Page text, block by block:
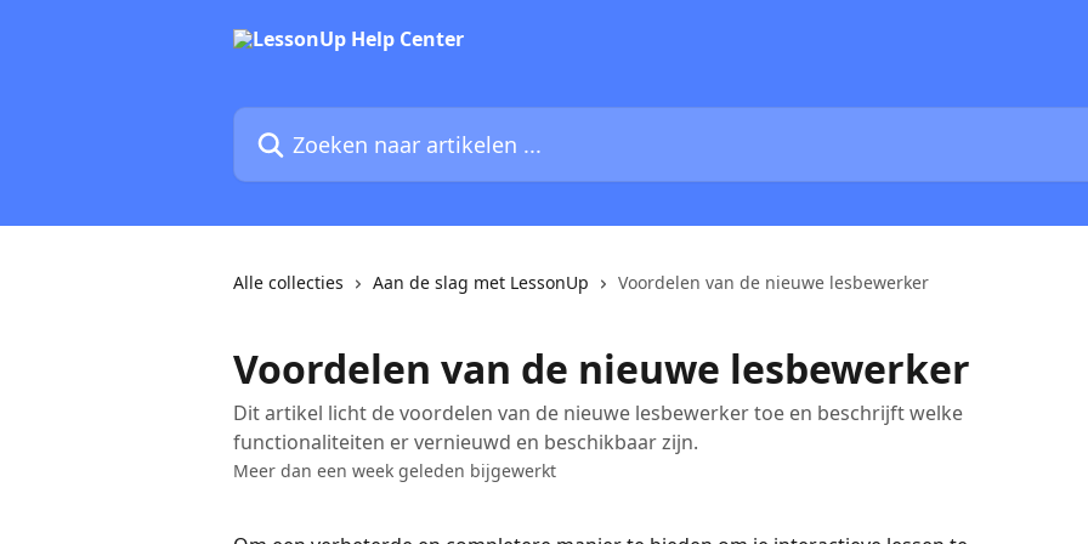
Zoeken naar artikelen ...
Alle collecties Aan de slag met LessonUp Voordelen van de nieuwe lesbewerker
Voordelen van de nieuwe lesbewerker
Dit artikel licht de voordelen van de nieuwe lesbewerker toe en beschrijft welke
functionaliteiten er vernieuwd en beschikbaar zijn.
Meer dan een week geleden bijgewerkt